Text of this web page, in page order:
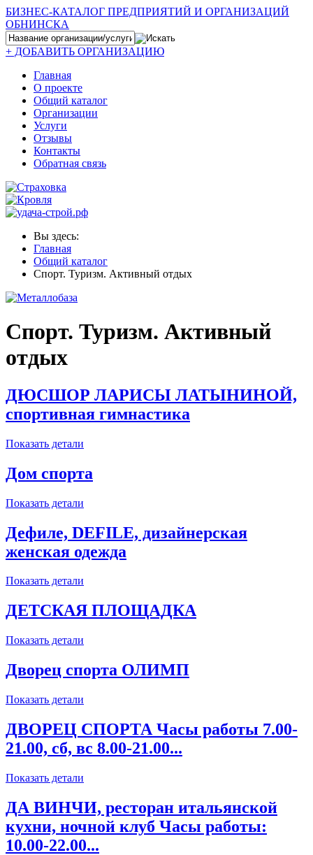
БИЗНЕС-КАТАЛОГ ПРЕДПРИЯТИЙ И ОРГАНИЗАЦИЙ
ОБНИНСКА
+ ДОБАВИТЬ ОРГАНИЗАЦИЮ
Главная
О проекте
Общий каталог
Организации
Услуги
Отзывы
Контакты
Обратная связь
Вы здесь:
Главная
Общий каталог
Спорт. Туризм. Активный отдых
Спорт. Туризм. Активный
отдых
ДЮСШОР ЛАРИСЫ ЛАТЫНИНОЙ,
спортивная гимнастика
Показать детали
Дом спорта
Показать детали
Дефиле, DEFILE, дизайнерская
женская одежда
Показать детали
ДЕТСКАЯ ПЛОЩАДКА
Показать детали
Дворец спорта ОЛИМП
Показать детали
ДВОРЕЦ СПОРТА Часы работы 7.00-
21.00, сб, вс 8.00-21.00...
Показать детали
ДА ВИНЧИ, ресторан итальянской
кухни, ночной клуб Часы работы:
10.00-22.00...